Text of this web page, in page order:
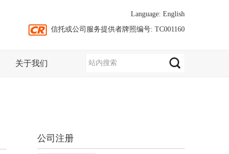
Language: English
信托或公司服务提供者牌照编号: TC001160
关于我们
公司注册